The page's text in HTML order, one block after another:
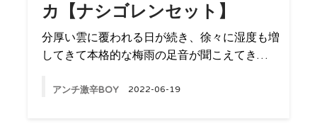
カ【ナシゴレンセット】
分厚い雲に覆われる日が続き、徐々に湿度も増
してきて本格的な梅雨の足音が聞こえてき…
アンチ激辛BOY 2022-06-19